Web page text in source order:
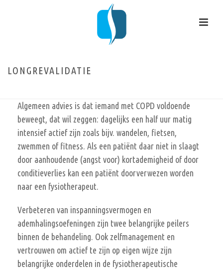
LONGREVALIDATIE
Algemeen advies is dat iemand met COPD voldoende
beweegt, dat wil zeggen: dagelijks een half uur matig
intensief actief zijn zoals bijv. wandelen, fietsen,
zwemmen of fitness. Als een patiënt daar niet in slaagt
door aanhoudende (angst voor) kortademigheid of door
conditieverlies kan een patiënt doorverwezen worden
naar een fysiotherapeut.
Verbeteren van inspanningsvermogen en
ademhalingsoefeningen zijn twee belangrijke peilers
binnen de behandeling. Ook zelfmanagement en
vertrouwen om actief te zijn op eigen wijze zijn
belangrijke onderdelen in de fysiotherapeutische